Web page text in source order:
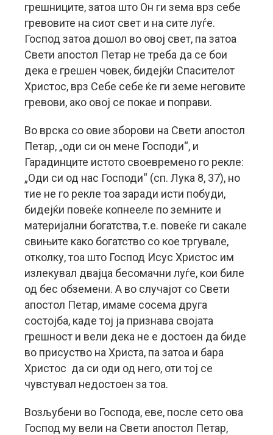
грешниците, затоа што Он ги зема врз себе
гревовите на сиот свет и на сите луѓе.
Господ затоа дошол во овој свет, па затоа
Свети апостол Петар не треба да се бои
дека е грешен човек, бидејќи Спасителот
Христос, врз Себе себе ќе ги земе неговите
гревови, ако овој се покае и поправи.
Во врска со овие зборови на Свети апостол
Петар, „оди си он мене Господи“, и
Гарадинците истото своевремено го рекле:
„Оди си од нас Господи“ (сп. Лука 8, 37), но
тие не го рекле тоа заради исти побуди,
бидејќи повеќе копнееле по земните и
материјални богатства, т.е. повеќе ги сакале
свињите како богатство со кое тргувале,
отколку, тоа што Господ Исус Христос им
излекувал двајца бесомачни луѓе, кои биле
од бес обземени. А во случајот со Свети
апостол Петар, имаме сосема друга
состојба, каде тој ја признава својата
грешност и вели дека не е достоен да биде
во присуство на Христа, па затоа и бара
Христос да си оди од него, оти тој се
чувстувал недостоен за тоа.
Возљубени во Господа, еве, после сето ова
Господ му вели на Свети апостол Петар,